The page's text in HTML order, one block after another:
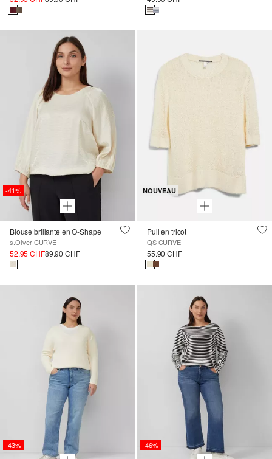
-41%
Blouse brillante en O-Shape
s.Oliver CURVE
52.95 CHF89.90 CHF
NOUVEAU
Pull en tricot
QS CURVE
55.90 CHF
-43% -46%